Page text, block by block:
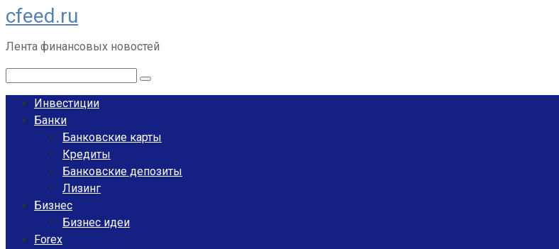
Перейти
к
контенту
cfeed.ru
Лента финансовых новостей
Инвестиции
Банки
Банковские карты
Кредиты
Банковские депозиты
Лизинг
Бизнес
Бизнес идеи
Forex